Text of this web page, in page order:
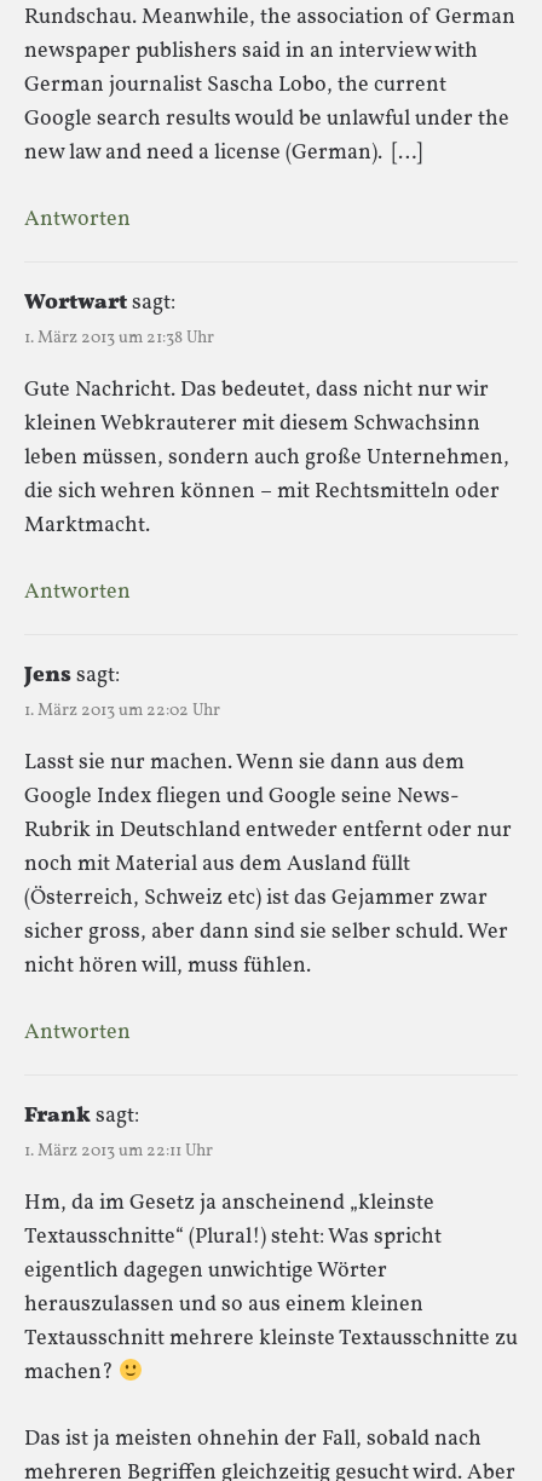
Rundschau. Meanwhile, the association of German
newspaper publishers said in an interview with
German journalist Sascha Lobo, the current
Google search results would be unlawful under the
new law and need a license (German). […]
Antworten
Wortwartsagt:
1. März 2013 um 21:38 Uhr
Gute Nachricht. Das bedeutet, dass nicht nur wir
kleinen Webkrauterer mit diesem Schwachsinn
leben müssen, sondern auch große Unternehmen,
die sich wehren können – mit Rechtsmitteln oder
Marktmacht.
Antworten
Jenssagt:
1. März 2013 um 22:02 Uhr
Lasst sie nur machen. Wenn sie dann aus dem
Google Index fliegen und Google seine News-
Rubrik in Deutschland entweder entfernt oder nur
noch mit Material aus dem Ausland füllt
(Österreich, Schweiz etc) ist das Gejammer zwar
sicher gross, aber dann sind sie selber schuld. Wer
nicht hören will, muss fühlen.
Antworten
Franksagt:
1. März 2013 um 22:11 Uhr
Hm, da im Gesetz ja anscheinend „kleinste
Textausschnitte“ (Plural!) steht: Was spricht
eigentlich dagegen unwichtige Wörter
herauszulassen und so aus einem kleinen
Textausschnitt mehrere kleinste Textausschnitte zu
machen?
Das ist ja meisten ohnehin der Fall, sobald nach
mehreren Begriffen gleichzeitig gesucht wird. Aber